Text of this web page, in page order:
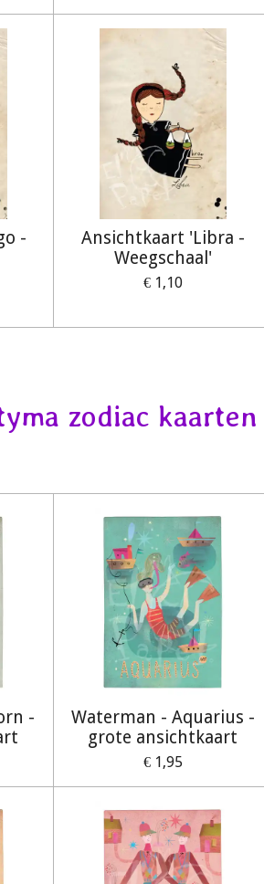
-
Ansichtkaart 'Libra -
Weegschaal'
€ 1,10
zodiac kaarten
-
Waterman - Aquarius -
grote ansichtkaart
€ 1,95